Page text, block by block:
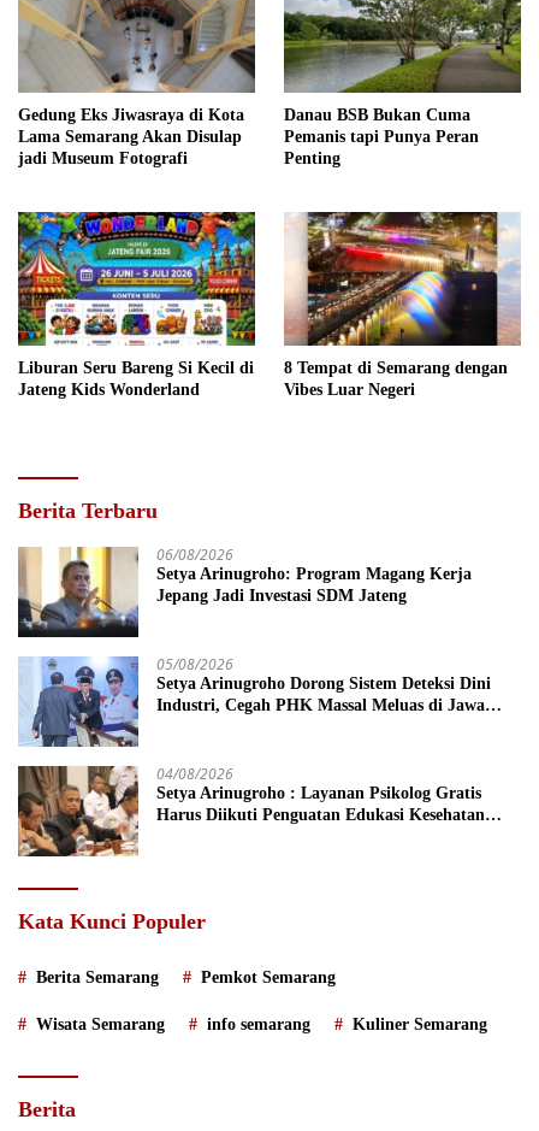
Gedung Eks Jiwasraya di Kota
Lama Semarang Akan Disulap
jadi Museum Fotografi
Danau BSB Bukan Cuma
Pemanis tapi Punya Peran
Penting
Liburan Seru Bareng Si Kecil di
Jateng Kids Wonderland
8 Tempat di Semarang dengan
Vibes Luar Negeri
Berita Terbaru
06/08/2026
Setya Arinugroho: Program Magang Kerja
Jepang Jadi Investasi SDM Jateng
05/08/2026
Setya Arinugroho Dorong Sistem Deteksi Dini
Industri, Cegah PHK Massal Meluas di Jawa
04/08/2026
Setya Arinugroho : Layanan Psikolog Gratis
Harus Diikuti Penguatan Edukasi Kesehatan
Kata Kunci Populer
Berita Semarang Pemkot Semarang
Wisata Semarang info semarang Kuliner Semarang
Berita